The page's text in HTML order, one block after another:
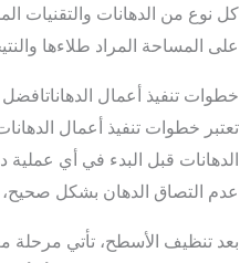
كل نوع من الدهانات والتقنيات
على المساحة المراد طلاءها
خطوات تنفيذ أعمال
تعتبر خطوات تنفيذ أعمال
الدهانات قبل البدء في أي
عدم التصاق الدهان بشكل صحيح،
بعد تنظيف الأسطح، تأتي مرحلة